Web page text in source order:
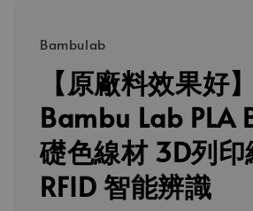
Bambulab
【原廠料效果好
Bambu Lab PLA
礎色線材 3D列印
RFID 智能辨識